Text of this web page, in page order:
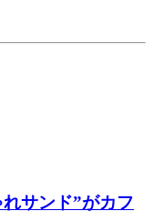
れサンド”がカフ